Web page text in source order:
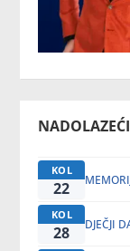
KOL
22
KOL
28 DJEČJI